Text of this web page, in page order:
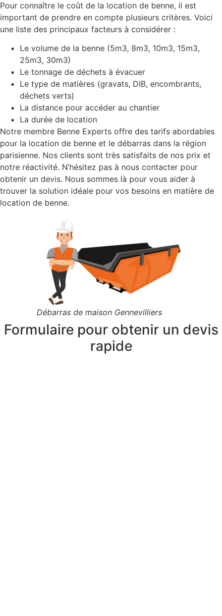
Pour connaître le coût de la location de benne, il est
important de prendre en compte plusieurs critères. Voici
une liste des principaux facteurs à considérer :
Le volume de la benne (5m3, 8m3, 10m3, 15m3,
25m3, 30m3)
Le tonnage de déchets à évacuer
Le type de matières (gravats, DIB, encombrants,
déchets verts)
La distance pour accéder au chantier
La durée de location
Notre membre Benne Experts offre des tarifs abordables
pour la location de benne et le débarras dans la région
parisienne. Nos clients sont très satisfaits de nos prix et
notre réactivité. N’hésitez pas à nous contacter pour
obtenir un devis. Nous sommes là pour vous aider à
trouver la solution idéale pour vos besoins en matière de
location de benne.
Débarras de maison Gennevilliers
Formulaire pour obtenir un devis
rapide